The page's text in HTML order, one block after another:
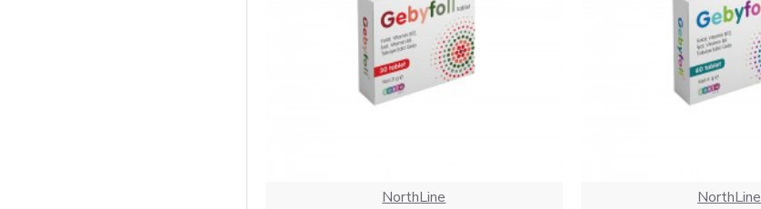
NorthLine NorthLine